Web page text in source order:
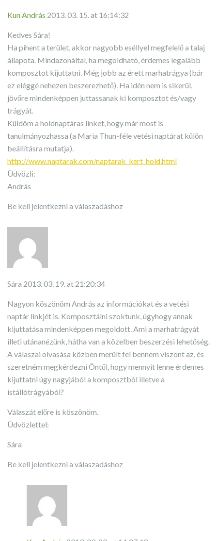
Kun András 2013. 03. 15. at 16:14:32
Kedves Sára!
Ha pihent a terület, akkor nagyobb eséllyel megfelelő a talaj
állapota. Mindazonáltal, ha megoldható, érdemes legalább
komposztot kijuttatni. Még jobb az érett marhatrágya (bár
ez eléggé nehezen beszerezhető). Ha idén nem is sikerül,
jövőre mindenképpen juttassanak ki komposztot és/vagy
trágyát.
Küldöm a holdnaptáras linket, hogy már most is
tanulmányozhassa (a Maria Thun-féle vetési naptárat külön
beállításra mutatja).
http://www.naptarak.com/naptarak_kert_hold.html
Üdvözli:
András
Be kell jelentkezni a válaszadáshoz
Sára 2013. 03. 19. at 21:20:34
Nagyon köszönöm András az információkat és a vetési
naptár linkjét is. Komposztálni szoktunk, úgyhogy annak
kijuttatása mindenképpen megoldott. Ami a marhatrágyát
illeti utánanézünk, hátha van a közelben beszerzési lehetőség.
A válaszai olvasása közben merült fel bennem viszont az, és
szeretném megkérdezni Öntől, hogy mennyit lenne érdemes
kijuttatni úgy nagyjából a komposztból illetve a
istállótrágyából?
Válaszát előre is köszönöm.
Üdvözlettel:
Sára
Be kell jelentkezni a válaszadáshoz